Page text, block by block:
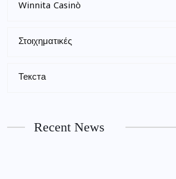
Winnita Casinò
Στοιχηματικές
Текста
Recent News